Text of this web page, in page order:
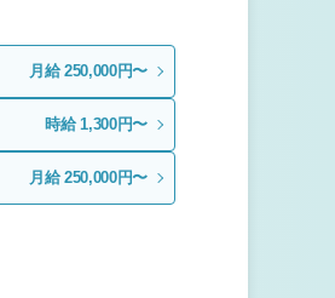
月給 250,000円〜
時給 1,300円〜
月給 250,000円〜